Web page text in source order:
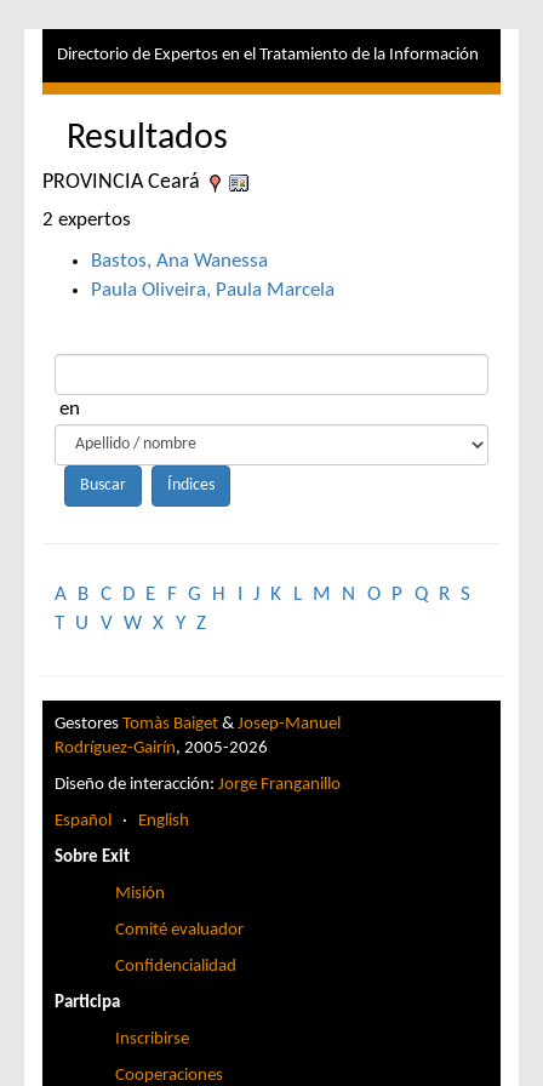
Directorio de Expertos en el Tratamiento de la Información
Resultados
PROVINCIA Ceará
2 expertos
Bastos, Ana Wanessa
Paula Oliveira, Paula Marcela
en
A B C D E F G H J K L M N O P Q R S
T U V W X Y Z
Gestores Tomàs Baiget & Josep-Manuel
Rodríguez-Gairín, 2005-2026
Diseño de interacción: Jorge Franganillo
Español · English
Sobre Exit
Misión
Comité evaluador
Confidencialidad
Participa
Inscribirse
Cooperaciones